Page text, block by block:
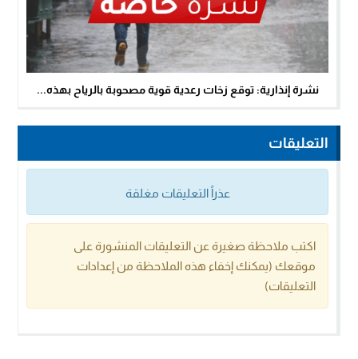
نشرة إنذارية: توقع زخات رعدية قوية مصحوبة بالرياح بهذه...
التعليقات
عذراً التعليقات مغلقة
اكتب ملاحظة صغيرة عن التعليقات المنشورة على
موقعك (يمكنك إخفاء هذه الملاحظة من إعدادات
التعليقات)